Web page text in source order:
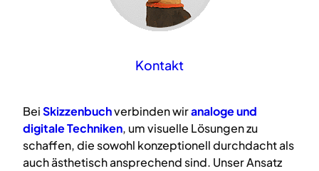
Kontakt
BeiSkizzenbuchverbinden wiranalogeund
digitaleTechniken, um visuelle Lösungen zu
schaffen, die sowohl konzeptionell durchdacht als
auch ästhetisch ansprechend sind. Unser Ansatz